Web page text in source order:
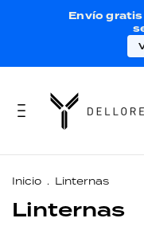
Envío
Inicio . Linternas
Linternas